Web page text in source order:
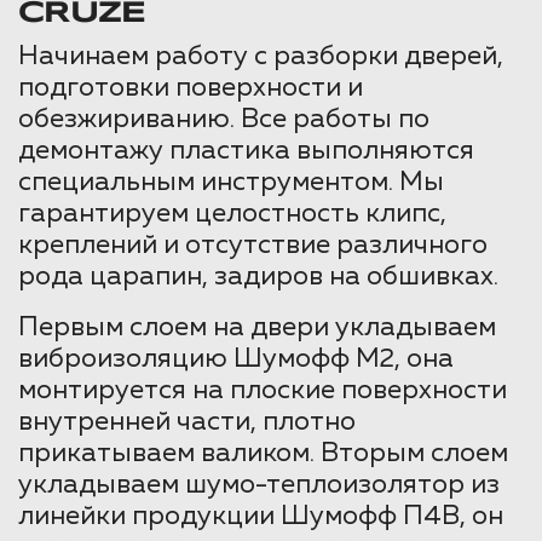
CRUZE
Начинаем работу с разборки дверей,
подготовки поверхности и
обезжириванию. Все работы по
демонтажу пластика выполняются
специальным инструментом. Мы
гарантируем целостность клипс,
креплений и отсутствие различного
рода царапин, задиров на обшивках.
Первым слоем на двери укладываем
виброизоляцию Шумофф М2, она
монтируется на плоские поверхности
внутренней части, плотно
прикатываем валиком. Вторым слоем
укладываем шумо-теплоизолятор из
линейки продукции Шумофф П4В, он